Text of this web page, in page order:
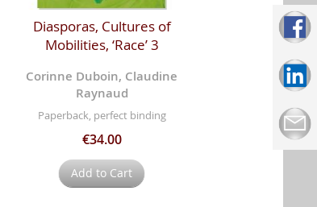
Diasporas, Cultures of
Mobilities, ‘Race’ 3
Corinne Duboin, Claudine
Raynaud
Paperback, perfect binding
€34.00
Add to Cart